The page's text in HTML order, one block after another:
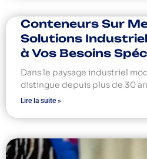
Conteneurs Sur
Solutions
à Vos Besoins
Dans le paysage industriel
distingue depuis plus de 30
Lire la suite »